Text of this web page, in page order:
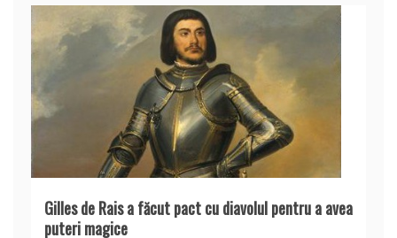
Gilles de Rais a făcut pact cu diavolul pentru a avea
puteri magice